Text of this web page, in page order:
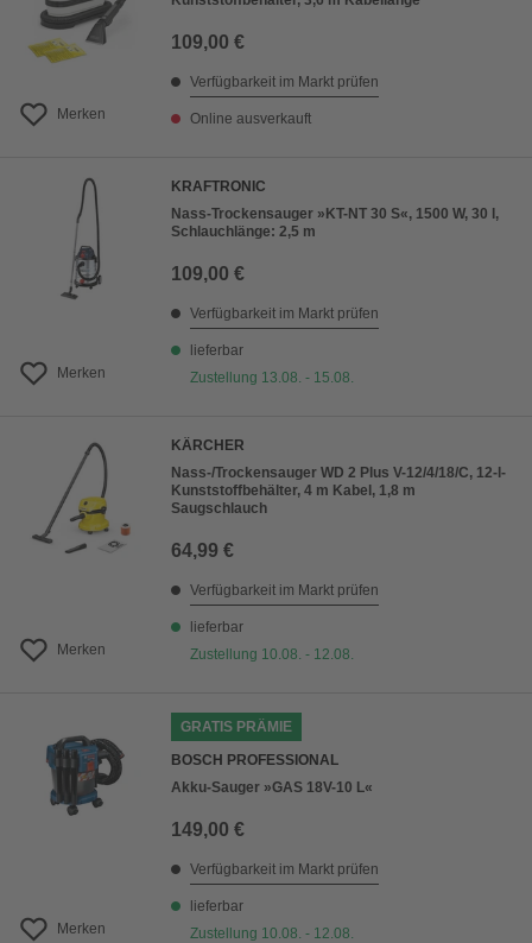
Merken
109,00 €
Verfügbarkeit im Markt prüfen
Online ausverkauft
Merken
KRAFTRONIC
Nass-Trockensauger »KT-NT 30 S«, 1500 W, 30 l,
Schlauchlänge: 2,5 m
109,00 €
Verfügbarkeit im Markt prüfen
lieferbar
Zustellung 13.08. - 15.08.
Merken
KÄRCHER
Nass-/Trockensauger WD 2 Plus V-12/4/18/C, 12-l-
Kunststoffbehälter, 4 m Kabel, 1,8 m
Saugschlauch
64,99 €
Verfügbarkeit im Markt prüfen
lieferbar
Zustellung 10.08. - 12.08.
Merken
GRATIS PRÄMIE
BOSCH PROFESSIONAL
Akku-Sauger »GAS 18V-10 L«
149,00 €
Verfügbarkeit im Markt prüfen
lieferbar
Zustellung 10.08. - 12.08.